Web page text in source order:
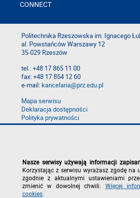
CONNECT
Politechnika Rzeszowska im. Ignacego
al. Powstańców Warszawy 12
35-029 Rzeszów
tel.: +48 17 865 11 00
fax: +48 17 854 12 60
e-mail:kancelaria@prz.edu.pl
Mapa serwisu
Deklaracja dostępności
Polityka prywatności
Zgłoś błąd na stronie
Nasze serwisy używają informacji
Korzystając z serwisu wyrażasz zgodę na
zgodnie z aktualnymi ustawieniami
zmienić w dowolnej chwili. Więcej
cookies